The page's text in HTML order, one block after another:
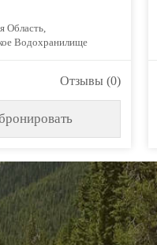
Область,
Водохранилище
Отзывы (0)